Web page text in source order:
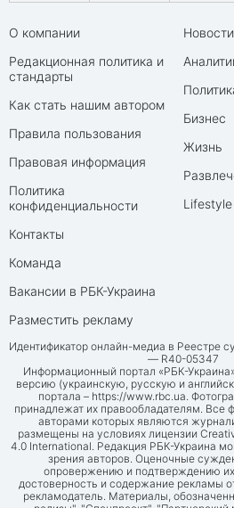
О компании
Редакционная политика и
стандарты
Как стать нашим автором
Правила пользования
Правовая информация
Политика
конфиденциальности
Контакты
Команда
Вакансии в РБК-Украина
Разместить рекламу
Бизнес
Жизнь
Lifestyle
Идентификатор онлайн-медиа в Реестре
— R40-05347
Информационный портал «РБК-
версию (украинскую, русскую и
портала – https://www.rbc.ua.
принадлежат их правообладателям. Все
авторами которых являются
размещены на условиях лицензии
4.0 International. Редакция РБК-Украина
зрения авторов. Оценочные
опровержению и подтверждению
достоверность и содержание рекламы
рекламодатель. Материалы,